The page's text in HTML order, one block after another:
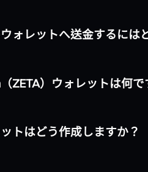
ォレットへ送金するには
ZETA）ウォレットは何で
トはどう作成しますか？